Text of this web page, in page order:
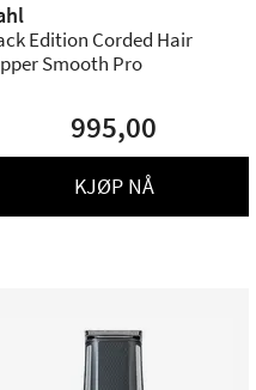
Edition Corded Hair
Smooth Pro
995,00
KJØP NÅ